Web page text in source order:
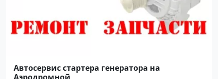
Автосервис стартера генератора на